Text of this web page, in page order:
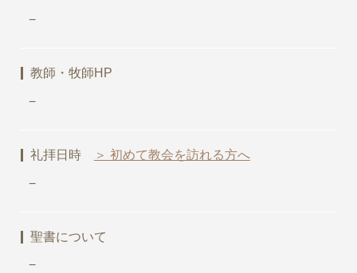
−
教師・牧師HP
−
礼拝日時 ＞ 初めて教会を訪れる方へ
−
聖書について
−